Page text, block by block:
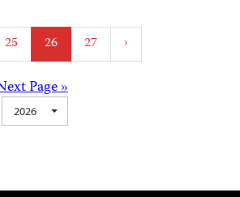
25 26 27 ›
Page »
2026